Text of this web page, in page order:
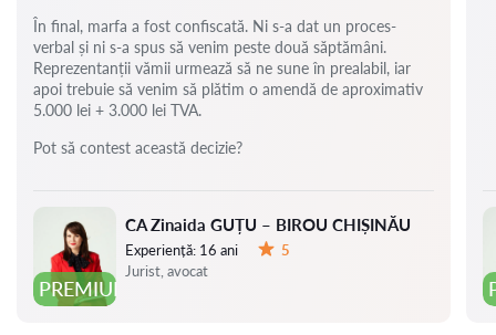
PREMIUM
CA Zinaida GUȚU – BIROU CHIȘINĂU
Experiență: 16 ani
5
Jurist, avocat
În final, marfa a fost confiscată. Ni s-a dat un proces-
verbal și ni s-a spus să venim peste două săptămâni.
Reprezentanții vămii urmează să ne sune în prealabil, iar
apoi trebuie să venim să plătim o amendă de aproximativ
5.000 lei + 3.000 lei TVA.
Pot să contest această decizie?